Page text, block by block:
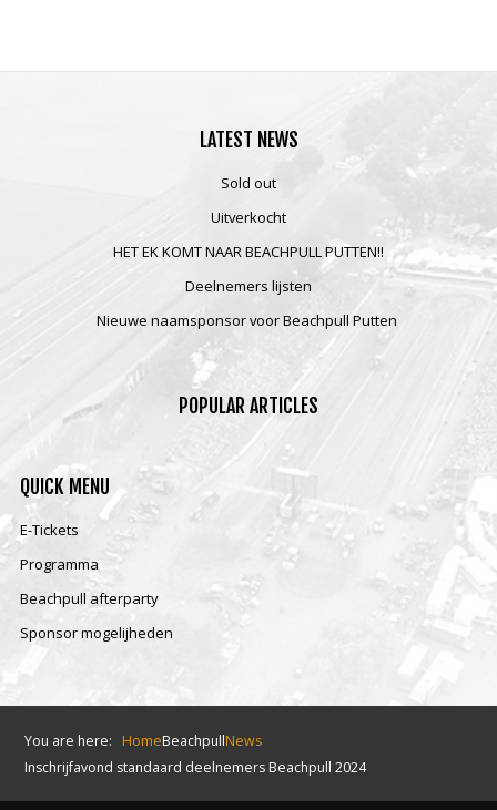
LATEST NEWS
Sold out
Uitverkocht
HET EK KOMT NAAR BEACHPULL PUTTEN!!
Deelnemers lijsten
Nieuwe naamsponsor voor Beachpull Putten
POPULAR ARTICLES
QUICK MENU
E-Tickets
Programma
Beachpull afterparty
Sponsor mogelijheden
You are here: HomeBeachpullNews
Inschrijfavond standaard deelnemers Beachpull 2024